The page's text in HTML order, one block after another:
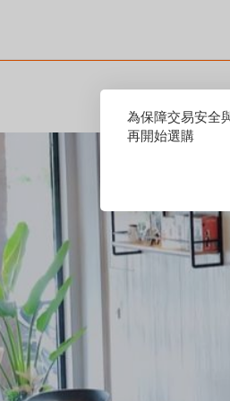
Reset
Focus
為保障交易安全
再開始選購
Focus